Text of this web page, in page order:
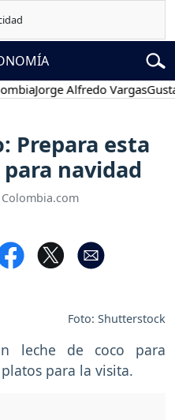
Jorge Alfredo VargasGustavo
Prepara esta
navidad
Colombia.com
Foto: Shutterstock
leche de coco para
para la visita.